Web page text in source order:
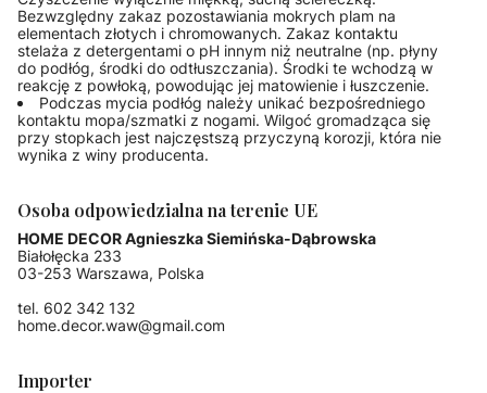
Bezwzględny zakaz pozostawiania mokrych plam na
elementach złotych i chromowanych. Zakaz kontaktu
stelaża z detergentami o pH innym niż neutralne (np. płyny
do podłóg, środki do odtłuszczania). Środki te wchodzą w
reakcję z powłoką, powodując jej matowienie i łuszczenie.
Podczas mycia podłóg należy unikać bezpośredniego
kontaktu mopa/szmatki z nogami. Wilgoć gromadząca się
przy stopkach jest najczęstszą przyczyną korozji, która nie
wynika z winy producenta.
Osoba odpowiedzialna na terenie UE
HOME DECOR Agnieszka Siemińska-Dąbrowska
Białołęcka 233
03-253 Warszawa, Polska
tel. 602 342 132
home.decor.waw@gmail.com
Importer